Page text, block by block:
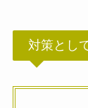
対策とし